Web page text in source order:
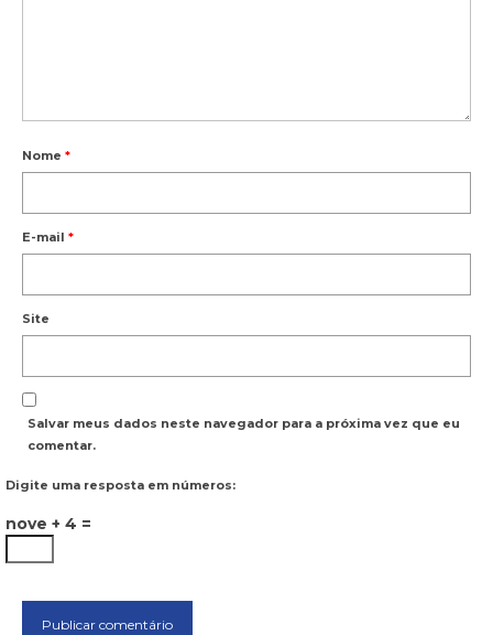
Nome *
E-mail *
Site
Salvar meus dados neste navegador para a próxima vez que eu
comentar.
Digite uma resposta em números:
nove + 4 =